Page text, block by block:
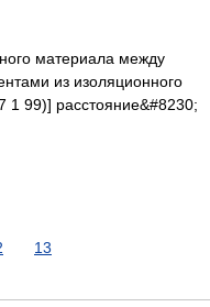
материала между
из изоляционного
99)] расстояние&#8230;
13